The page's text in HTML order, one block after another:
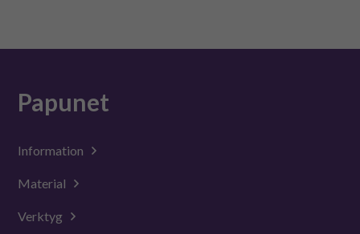
Papunet
Information
Material
Verktyg